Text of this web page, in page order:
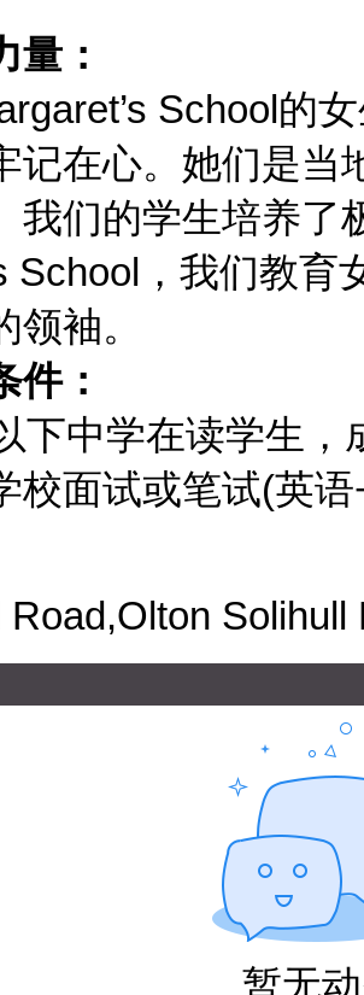
：
School的女
记在心。她们是当
我们的学生培养了
School，我们教
袖。
：
中学在读学生，
校面试或笔试(英
Road,Olton Solihull
暂无